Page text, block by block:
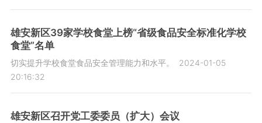
雄安新区39家学校食堂上榜“省级食品安全标准化学校
食堂”名单
切实提升学校食堂食品安全管理能力和水平。
2024-01-05
20:16:32
雄安新区召开党工委委员（扩大）会议